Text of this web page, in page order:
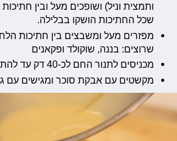
ותמצית וניל) ושופכים מעל ובין
שכל החתיכות הושקו בבלילה.
מפזרים מעל ומשבצים בין חתיכות
שרוצים: בננה, שוקולד ופקאנים
מכניסים לתנור החם לכ-40 דק עד להתייצבות והזהבה.
מקשטים עם אבקת סוכר ומגישים עם